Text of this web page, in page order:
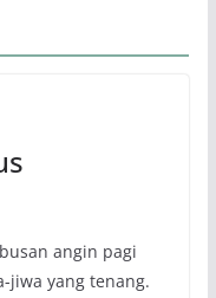
angin pagi
jiwa yang tenang.